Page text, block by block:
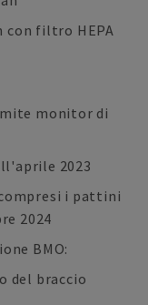
con filtro HEPA
monitor di
2023
i pattini
2024
BMO:
del braccio